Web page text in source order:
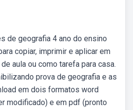
de geografia 4 ano do ensino
copiar, imprimir e aplicar em
aula ou como tarefa para casa.
prova de geografia e as
em dois formatos word
modificado) e em pdf (pronto